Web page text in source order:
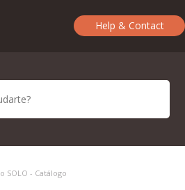
Help & Contact
SOLO - Catálogo